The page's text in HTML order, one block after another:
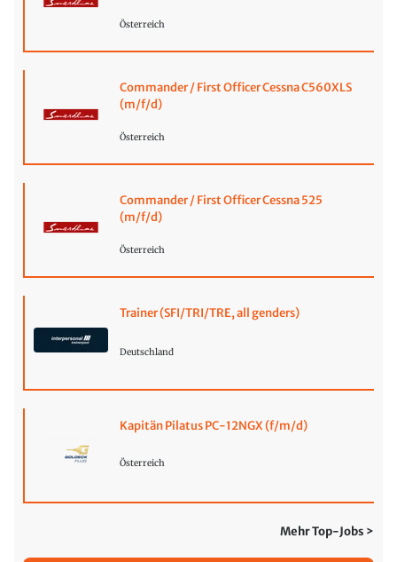
Österreich
Commander / First Officer Cessna C560XLS
(m/f/d)
Österreich
Commander / First Officer Cessna 525
(m/f/d)
Österreich
Trainer (SFI/TRI/TRE, all genders)
Deutschland
Kapitän Pilatus PC-12NGX (f/m/d)
Österreich
Mehr Top-Jobs >